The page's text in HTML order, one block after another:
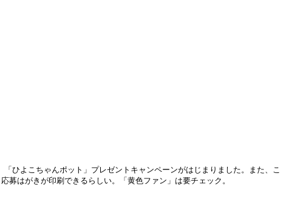
ひよこちゃんポット」プレゼントキャンペーンがはじまりました。また、こ
はがきが印刷できるらしい。「黄色ファン」は要チェック。